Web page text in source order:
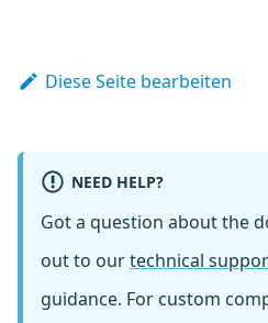
Diese Seite bearbeiten
NEED HELP?
Got a question about the
out to ourtechnical
guidance. For custom